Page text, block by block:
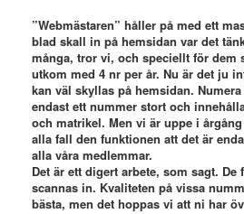
”Webmästaren” håller på med ett
blad skall in på hemsidan var det
många, tror vi, och speciellt för dem
utkom med 4 nr per år. Nu är det ju
kan väl skyllas på hemsidan.
endast ett nummer stort och
och matrikel. Men vi är uppe i
alla fall den funktionen att det är
alla våra medlemmar.
Det är ett digert arbete, som sagt. De
scannas in. Kvaliteten på vissa
bästa, men det hoppas vi att ni har